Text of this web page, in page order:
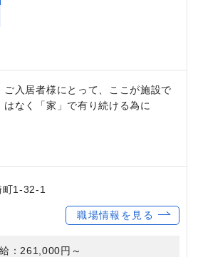
ご入居者様にとって、ここが施設で
はなく「家」で有り続ける為に
町1-32-1
職場情報を見る
：261,000円～